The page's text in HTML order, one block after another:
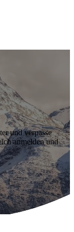
und verpasse
anmelden und